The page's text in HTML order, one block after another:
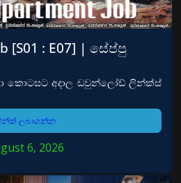
[S01 : E07] | සේප්පු
කොටසට අදාල ඩවුන්ලෝඩ් ලින්ක්ස්
ලබාගන්න
6, 2026